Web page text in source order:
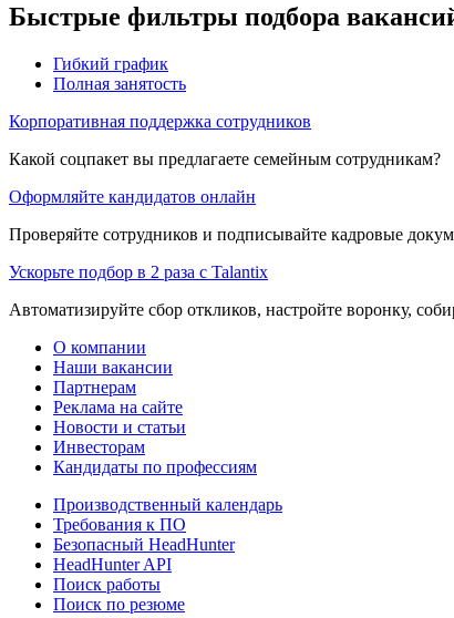
Быстрые фильтры подбора
Гибкий график
Полная занятость
Корпоративная поддержка сотрудников
Какой соцпакет вы предлагаете семейным сотрудникам?
Оформляйте кандидатов онлайн
Проверяйте сотрудников и подписывайте кадровые
Ускорьте подбор в 2 раза с Talantix
Автоматизируйте сбор откликов, настройте воронку,
О компании
Наши вакансии
Партнерам
Реклама на сайте
Новости и статьи
Инвесторам
Кандидаты по профессиям
Производственный календарь
Требования к ПО
Безопасный HeadHunter
HeadHunter API
Поиск работы
Поиск по резюме